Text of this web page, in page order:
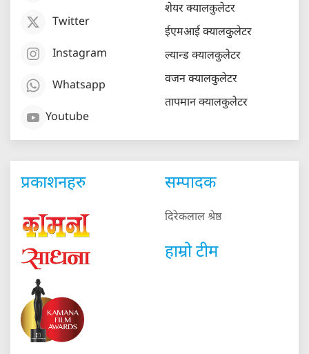
Twitter
Instagram
Whatsapp
Youtube
शेयर क्यालकुलेटर
ईएमआई क्यालकुलेटर
ल्यान्ड क्यालकुलेटर
वजन क्यालकुलेटर
तापमान क्यालकुलेटर
प्रकाशनहरु सम्पादक
दिरेकलाल श्रेष्ठ
हाम्रो टीम